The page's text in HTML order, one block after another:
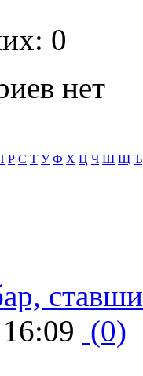
0
нет
Р С Т У Ф Х Ц Ч Ш Щ Ъ
(0)